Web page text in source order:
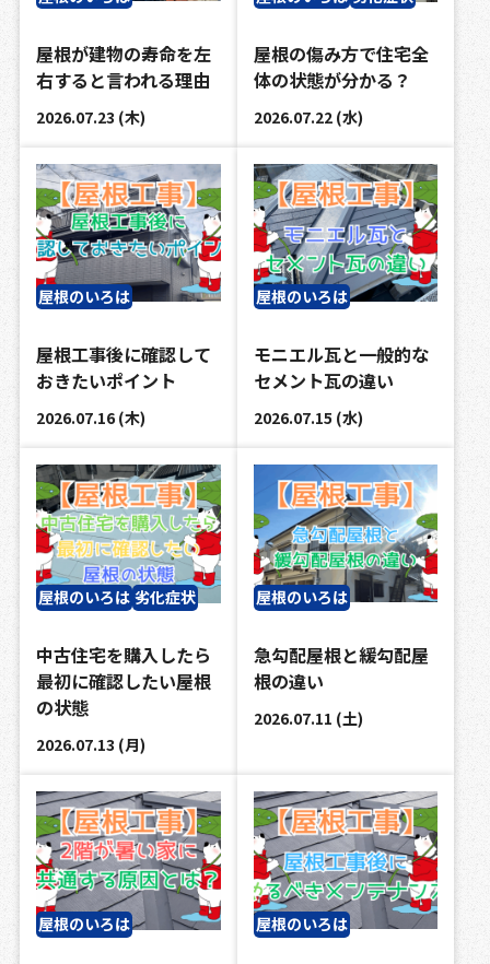
屋根が建物の寿命を左
右すると言われる理由
2026.07.23 (木)
屋根の傷み方で住宅全
体の状態が分かる？
2026.07.22 (水)
屋根工事後に確認して
おきたいポイント
2026.07.16 (木)
屋根のいろは
モニエル瓦と一般的な
セメント瓦の違い
2026.07.15 (水)
屋根のいろは
中古住宅を購入したら
最初に確認したい屋根
の状態
2026.07.13 (月)
屋根のいろは 劣化症状
急勾配屋根と緩勾配屋
根の違い
2026.07.11 (土)
屋根のいろは
屋根のいろは 屋根のいろは